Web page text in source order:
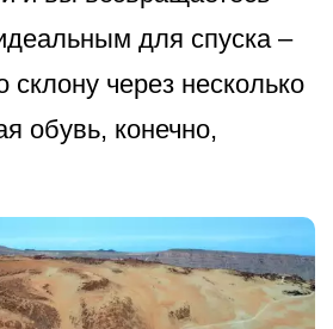
для спуска –
через несколько
обувь, конечно,